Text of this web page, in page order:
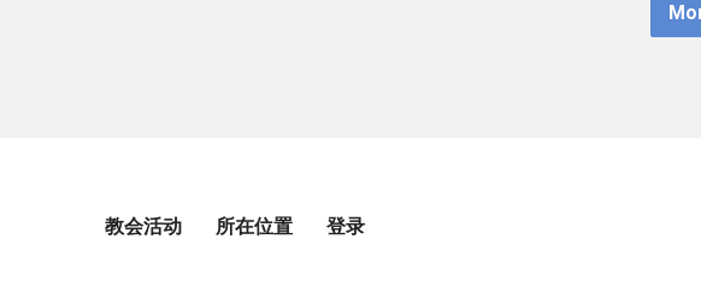
教会活动 所在位置 登录